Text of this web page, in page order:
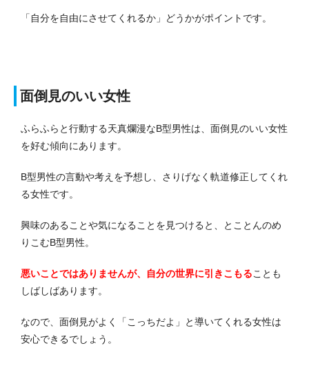
「自分を自由にさせてくれるか」どうかがポイントです。
面倒見のいい女性
ふらふらと行動する天真爛漫なB型男性は、面倒見のいい女性
を好む傾向にあります。
B型男性の言動や考えを予想し、さりげなく軌道修正してくれ
る女性です。
興味のあることや気になることを見つけると、とことんのめ
りこむB型男性。
悪いことではありませんが、自分の世界に引きこもることも
しばしばあります。
なので、面倒見がよく「こっちだよ」と導いてくれる女性は
安心できるでしょう。